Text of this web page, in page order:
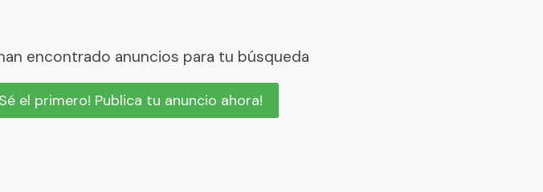
encontrado anuncios para tu búsqueda
Sé el primero! Publica tu anuncio ahora!